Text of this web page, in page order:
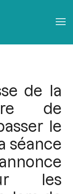
de la
de
le
séance
les